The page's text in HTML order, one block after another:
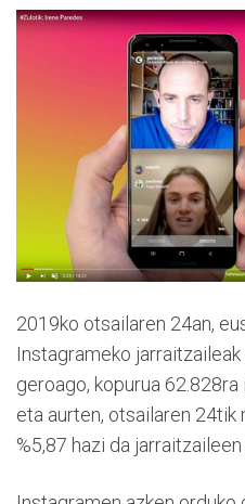
2019ko otsailaren 24an,
Instagrameko
geroago, kopurua
eta aurten, otsailaren
%5,87 hazi da jarraitzaileen